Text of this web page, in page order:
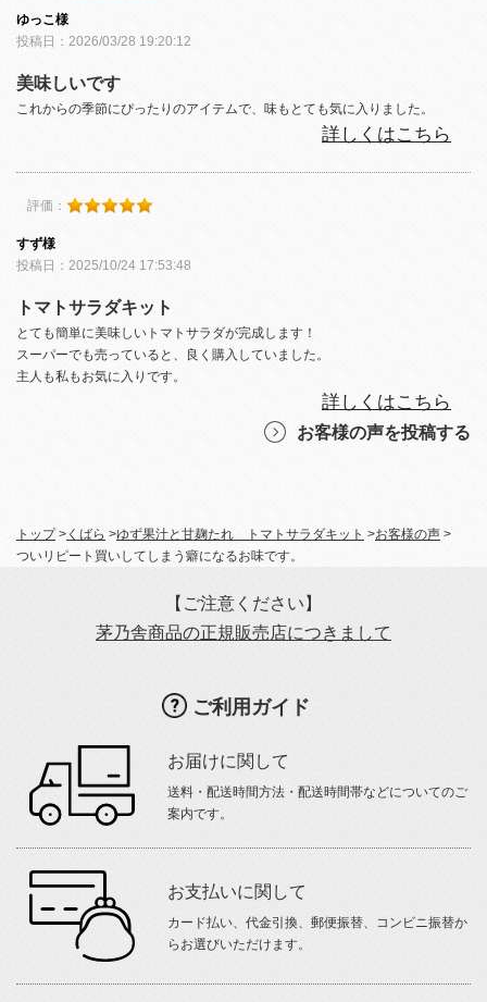
ゆっこ様
投稿日：2026/03/28 19:20:12
美味しいです
これからの季節にぴったりのアイテムで、味もとても気に入りました。
詳しくはこちら
評価：
すず様
投稿日：2025/10/24 17:53:48
トマトサラダキット
とても簡単に美味しいトマトサラダが完成します！
スーパーでも売っていると、良く購入していました。
主人も私もお気に入りです。
詳しくはこちら
お客様の声を投稿する
トップ> くばら >ゆず果汁と甘麹たれ トマトサラダキット >お客様の声 >
ついリピート買いしてしまう癖になるお味です。
【ご注意ください】
茅乃舎商品の正規販売店につきまして
ご利用ガイド
お届けに関して
送料・配送時間方法・配送時間帯などについてのご
案内です。
お支払いに関して
カード払い、代金引換、郵便振替、コンビニ振替か
らお選びいただけます。